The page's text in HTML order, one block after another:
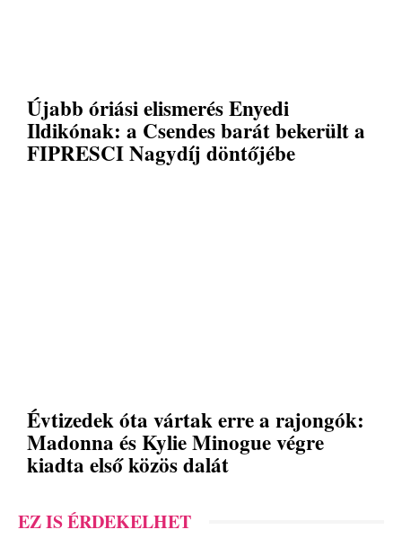
Újabb óriási elismerés Enyedi
Ildikónak: a Csendes barát bekerült a
FIPRESCI Nagydíj döntőjébe
Évtizedek óta vártak erre a rajongók:
Madonna és Kylie Minogue végre
kiadta első közös dalát
EZ IS ÉRDEKELHET